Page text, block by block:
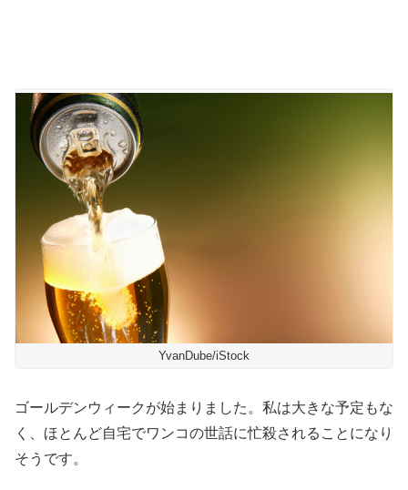
YvanDube/iStock
ゴールデンウィークが始まりました。私は大きな予定もな
く、ほとんど自宅でワンコの世話に忙殺されることになり
そうです。